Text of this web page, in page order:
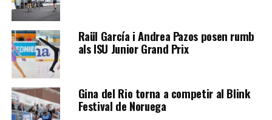
Raül García i Andrea Pazos posen rumb
als ISU Junior Grand Prix
Gina del Rio torna a competir al Blink
Festival de Noruega